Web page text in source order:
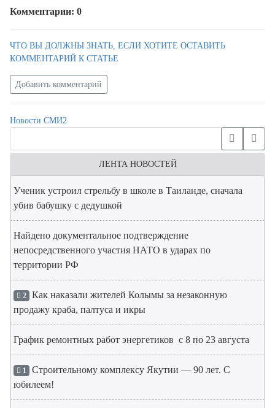
Комментарии: 0
ЧТО ВЫ ДОЛЖНЫ ЗНАТЬ, ЕСЛИ ХОТИТЕ ОСТАВИТЬ
КОММЕНТАРИЙ К СТАТЬЕ
Добавить комментарий
Новости СМИ2
ЛЕНТА НОВОСТЕЙ
Ученик устроил стрельбу в школе в Таиланде, сначала
убив бабушку с дедушкой
Найдено документальное подтверждение
непосредственного участия НАТО в ударах по
территории РФ
2 Как наказали жителей Колымы за незаконную
продажу краба, палтуса и икры
График ремонтных работ энергетиков с 8 по 23 августа
1 Строительному комплексу Якутии — 90 лет. С
юбилеем!